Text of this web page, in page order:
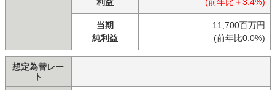
当期
純利益
11,700百万円
(前年比0.0%)
想定為替レー
ト